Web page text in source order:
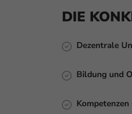
DIE
Dezentrale
Bildung und
Kompetenzen